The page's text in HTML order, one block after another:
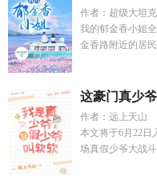
作者：超级大坦
我的郁金香小姐
金香路附近的居
这豪门真少
作者：远上天山
本文将于6月22日
场真假少爷大战